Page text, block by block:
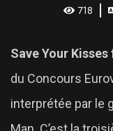
718
Save Your
du Concours
interprétée par le